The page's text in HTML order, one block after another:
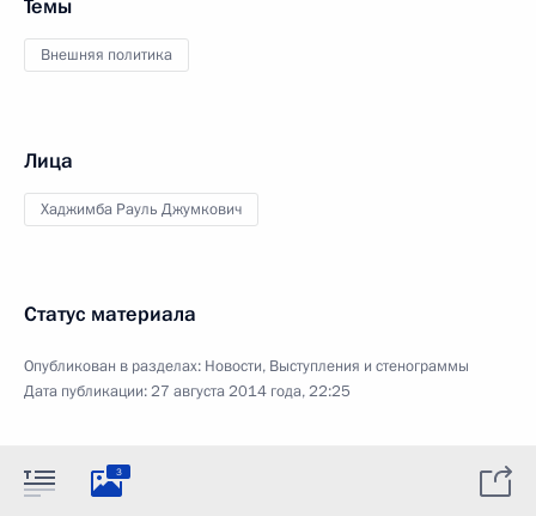
Темы
Внешняя политика
Лица
Хаджимба Рауль Джумкович
Статус материала
Опубликован в разделах: Новости, Выступления и стенограммы
Дата публикации:27 августа 2014 года, 22:25
3